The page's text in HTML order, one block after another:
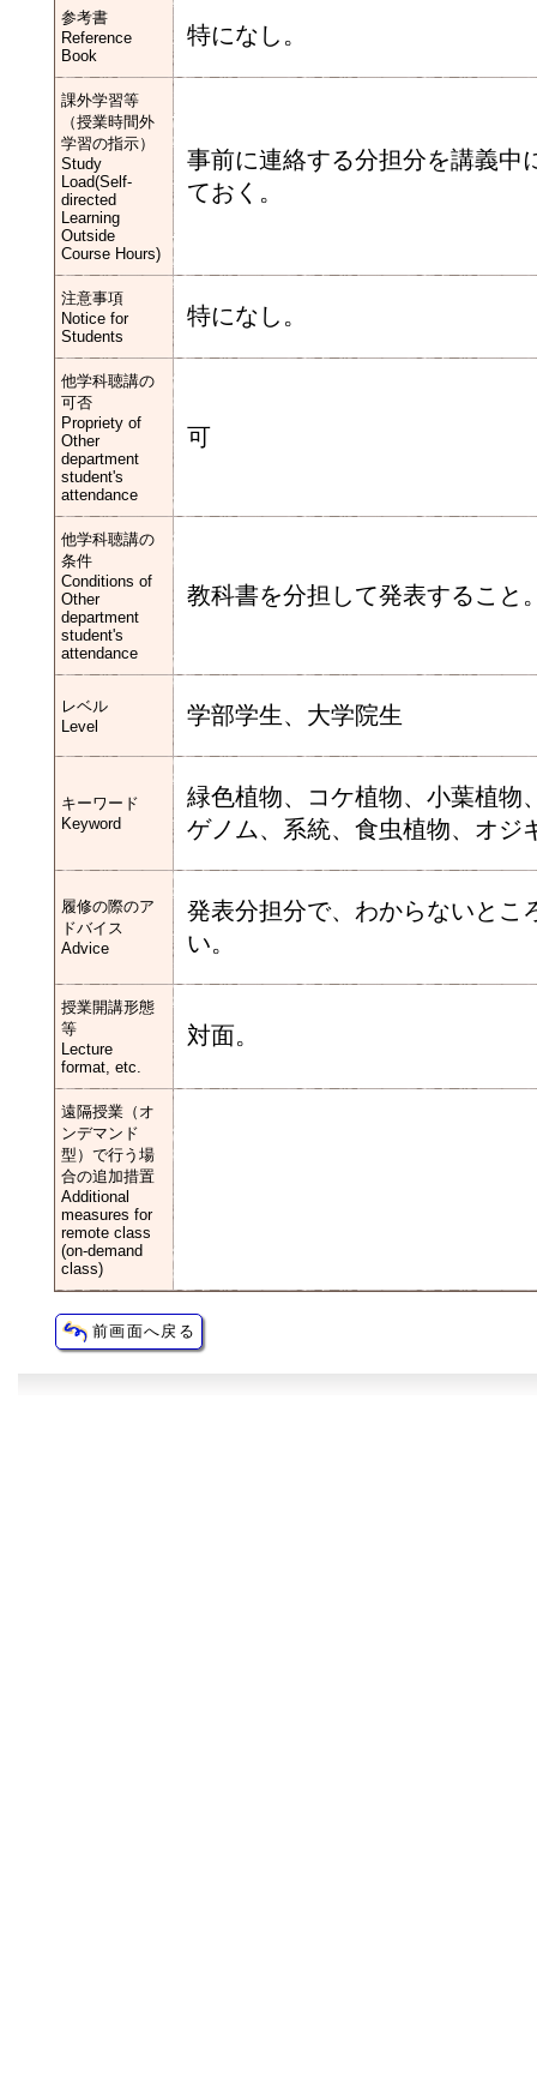
参考書
Reference
Book
特になし。
課外学習等
（授業時間外
学習の指示）
Study
Load(Self-
directed
Learning
Outside
Course Hours)
事前に連絡する分担分を講義中
ておく。
注意事項
Notice for
Students
特になし。
他学科聴講の
可否
Propriety of
Other
department
student's
attendance
可
他学科聴講の
条件
Conditions of
Other
department
student's
attendance
教科書を分担して発表すること
レベル
Level
学部学生、大学院生
キーワード
Keyword
緑色植物、コケ植物、小葉植物
ゲノム、系統、食虫植物、オジ
履修の際のア
ドバイス
Advice
発表分担分で、わからないとこ
い。
授業開講形態
等
Lecture
format, etc.
対面。
遠隔授業（オ
ンデマンド
型）で行う場
合の追加措置
Additional
measures for
remote class
(on-demand
class)